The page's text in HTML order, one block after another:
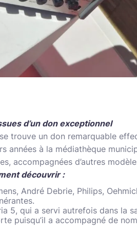
d’un don exceptionnel
trouve un don remarquable
années à la médiathèque
accompagnées d’autres
découvrir :
André Debrie, Philips,
5, qui a servi autrefois dans la
puisqu’il a accompagné de